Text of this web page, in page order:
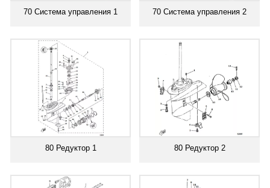
70 Система управления 1 70 Система управления 2
80 Редуктор 1 80 Редуктор 2